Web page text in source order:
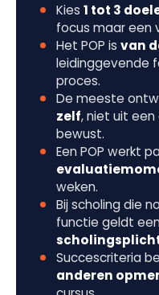
Kies 1 tot 3
focus maar een
Het POP is van
leidinggevende
proces.
De meeste
zelf, niet uit een
bewust.
Een POP werkt
weken.
Bij scholing die
functie geldt een
Succescriteria
anderen